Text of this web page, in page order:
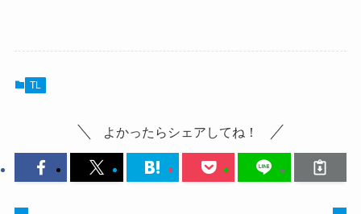
TL
よかったらシェアしてね！